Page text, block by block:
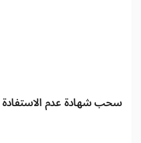
سحب شهادة عدم الاستفادة